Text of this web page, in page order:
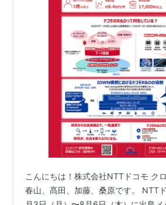
こんにちは！株式会社NTTドコモ ク
春山、髙田、加藤、桑原です。 NTT